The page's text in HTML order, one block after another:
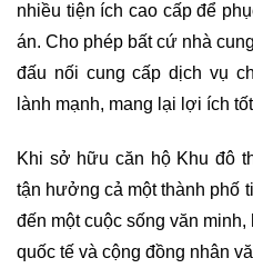
nhiều tiện ích cao cấp để
án. Cho phép bất cứ nhà
đấu nối cung cấp dịch vụ
lành mạnh, mang lại lợi ích
Khi sở hữu căn hộ Khu đô
tận hưởng cả một thành phố
đến một cuộc sống văn
quốc tế và cộng đồng nhân